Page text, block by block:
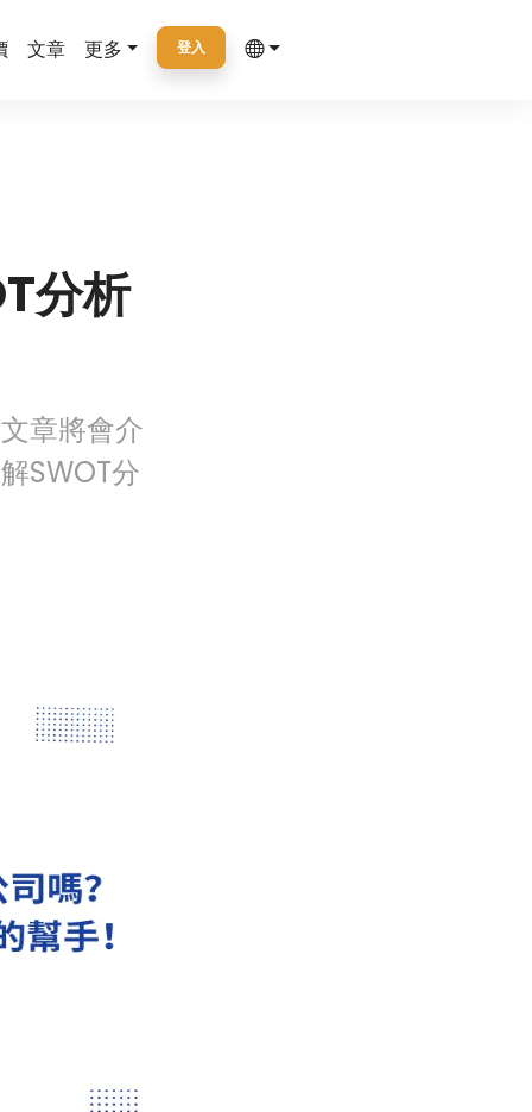
文章 更多 登入
分析
章將會介
SWOT分